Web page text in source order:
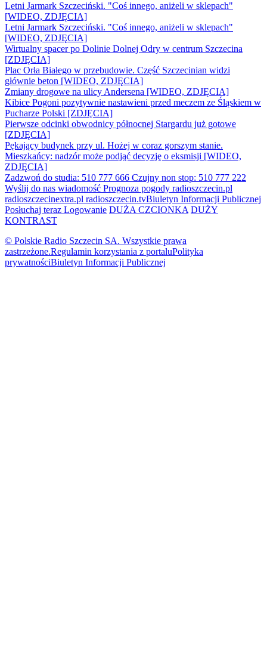
Letni Jarmark Szczeciński. "Coś innego, aniżeli w sklepach"
[WIDEO, ZDJĘCIA]
Letni Jarmark Szczeciński. "Coś innego, aniżeli w sklepach"
[WIDEO, ZDJĘCIA]
Wirtualny spacer po Dolinie Dolnej Odry w centrum Szczecina
[ZDJĘCIA]
Plac Orła Białego w przebudowie. Część Szczecinian widzi
głównie beton [WIDEO, ZDJĘCIA]
Zmiany drogowe na ulicy Andersena [WIDEO, ZDJĘCIA]
Kibice Pogoni pozytywnie nastawieni przed meczem ze Śląskiem w
Pucharze Polski [ZDJĘCIA]
Pierwsze odcinki obwodnicy północnej Stargardu już gotowe
[ZDJĘCIA]
Pękający budynek przy ul. Hożej w coraz gorszym stanie.
Mieszkańcy: nadzór może podjąć decyzję o eksmisji [WIDEO,
ZDJĘCIA]
Zadzwoń do studia: 510 777 666 Czujny non stop: 510 777 222
Wyślij do nas wiadomość Prognoza pogody radioszczecin.pl
radioszczecinextra.pl radioszczecin.tvBiuletyn Informacji Publicznej
Posłuchaj teraz Logowanie DUŻA CZCIONKA DUŻY
KONTRAST
© Polskie Radio Szczecin SA. Wszystkie prawa
zastrzeżone.Regulamin korzystania z portaluPolityka
prywatnościBiuletyn Informacji Publicznej